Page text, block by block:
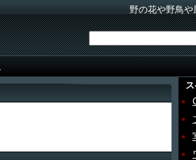
野の花や野鳥